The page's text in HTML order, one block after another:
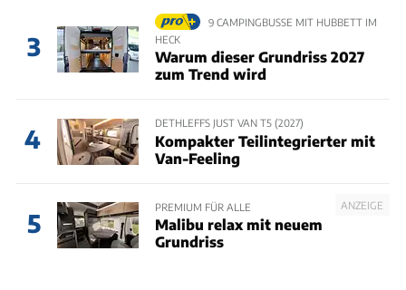
3
9 CAMPINGBUSSE MIT HUBBETT IM
HECK
Warum dieser Grundriss 2027
zum Trend wird
4
DETHLEFFS JUST VAN T5 (2027)
Kompakter Teilintegrierter mit
Van-Feeling
5
ANZEIGE
PREMIUM FÜR ALLE
Malibu relax mit neuem
Grundriss